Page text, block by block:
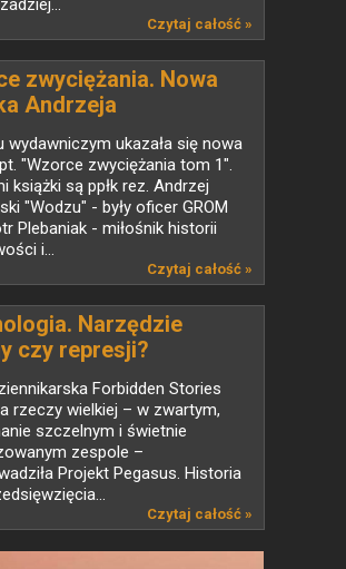
Czytaj całość »
zwyciężania. Nowa
Andrzeja
i Piotra
wydawniczym ukazała się nowa
"Wzorce zwyciężania tom 1".
książki są ppłk rez. Andrzej
"Wodzu" - były oficer GROM
Plebaniak - miłośnik historii
i...
Czytaj całość »
Narzędzie
czy represji?
Forbidden Stories
rzeczy wielkiej – w zwartym,
szczelnym i świetnie
zespole –
Projekt Pegasus. Historia
Czytaj całość »